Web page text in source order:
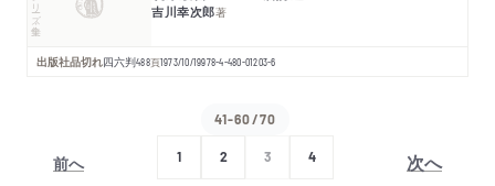
吉川幸次郎著
出版社品切れ四六判488頁1973/10/19978-4-480-01203-6
前へ
41-60/70
1 2 3 4 次へ